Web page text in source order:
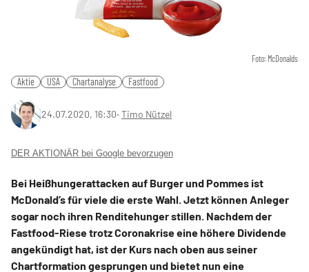
Foto: McDonalds
Aktie USA Chartanalyse Fastfood
24.07.2020, 16:30‧ Timo Nützel
DER AKTIONÄR bei Google bevorzugen
Bei Heißhungerattacken auf Burger und Pommes ist
McDonald’s für viele die erste Wahl. Jetzt können Anleger
sogar noch ihren Renditehunger stillen. Nachdem der
Fastfood-Riese trotz Coronakrise eine höhere Dividende
angekündigt hat, ist der Kurs nach oben aus seiner
Chartformation gesprungen und bietet nun eine